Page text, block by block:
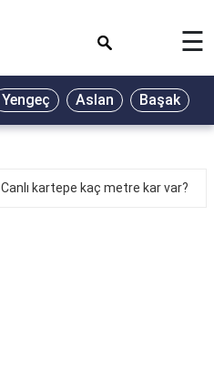
☰
Yengeç Aslan Başak
Canlı kartepe kaç metre kar var?